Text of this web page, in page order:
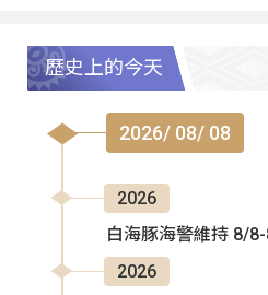
歷史上的今天
2026/ 08/ 08
2026
白海豚海警維持 8/
2026